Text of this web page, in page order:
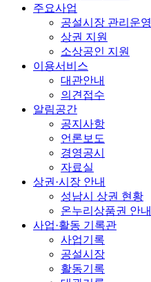
주요사업
공설시장 관리운영
상권 지원
소상공인 지원
이용서비스
대관안내
의견접수
알림공간
공지사항
언론보도
경영공시
자료실
상권·시장 안내
성남시 상권 현황
온누리상품권 안내
사업·활동 기록관
사업기록
공설시장
활동기록